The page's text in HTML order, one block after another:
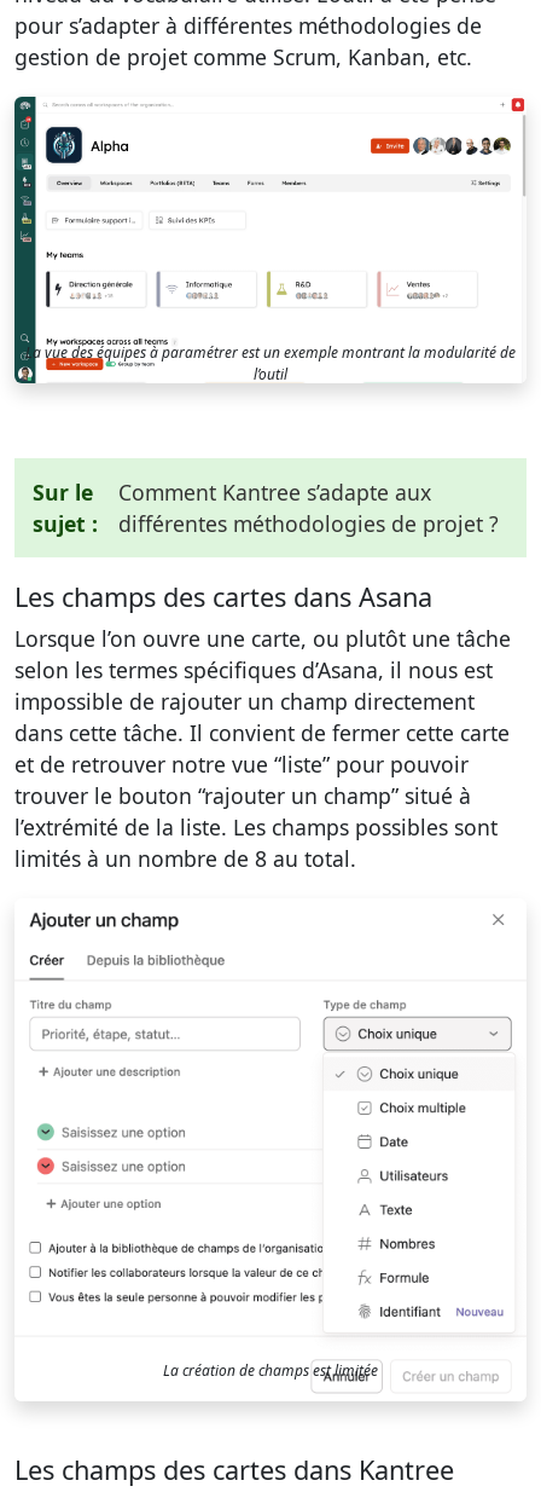
pour s’adapter à différentes méthodologies de
gestion de projet comme Scrum, Kanban, etc.
La vue des équipes à paramétrer est un exemple montrant la modularité de
l’outil
Sur le
sujet :
Comment Kantree s’adapte aux
différentes méthodologies de projet ?
Les champs des cartes dans Asana
Lorsque l’on ouvre une carte, ou plutôt une tâche
selon les termes spécifiques d’Asana, il nous est
impossible de rajouter un champ directement
dans cette tâche. Il convient de fermer cette carte
et de retrouver notre vue “liste” pour pouvoir
trouver le bouton “rajouter un champ” situé à
l’extrémité de la liste. Les champs possibles sont
limités à un nombre de 8 au total.
La création de champs est limitée
Les champs des cartes dans Kantree